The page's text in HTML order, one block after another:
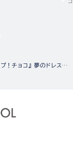
『ドレスポップ！チョコ』夢のドレス デザインコンテスト